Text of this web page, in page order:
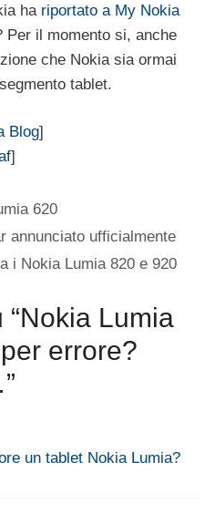
ha riportato a My Nokia
Per il momento si, anche
che Nokia sia ormai
tablet.
Blog]
]
620
annunciato ufficialmente
i Nokia Lumia 820 e 920
Lumia
errore?
un tablet Nokia Lumia?